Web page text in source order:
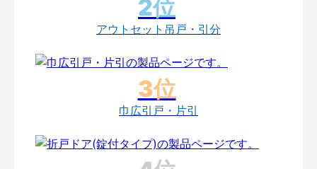
アウトセット吊戸・引分
巾広引戸・片引